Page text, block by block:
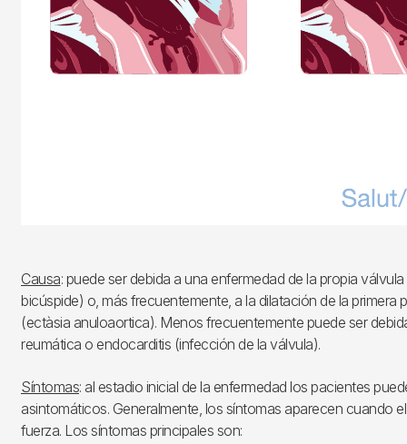
Causa: puede ser debida a una enfermedad de la propia
bicúspide) o, más frecuentemente, a la dilatación de la primera
(ectàsia anuloaortica). Menos frecuentemente puede ser
reumática o endocarditis (infección de la válvula).
Síntomas: al estadio inicial de la enfermedad los pacientes
asintomáticos. Generalmente, los síntomas aparecen cuando
fuerza. Los síntomas principales son: